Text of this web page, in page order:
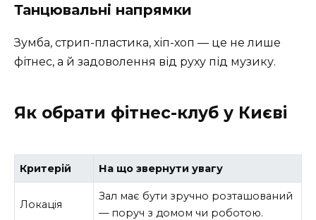
Танцювальні напрямки
Зумба, стрип-пластика, хіп-хоп — це не лише
фітнес, а й задоволення від руху під музику.
Як обрати фітнес-клуб у Києві
Критерій На що звернути увагу
Локація
Зал має бути зручно розташований
— поруч з домом чи роботою.